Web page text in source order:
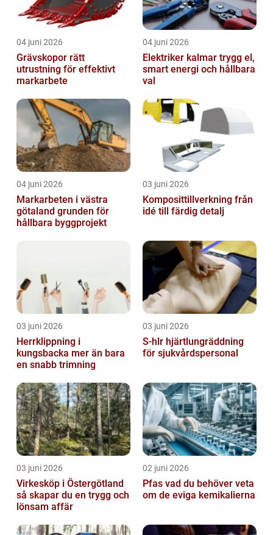
04 juni 2026
Grävskopor rätt
utrustning för effektivt
markarbete
04 juni 2026
Elektriker kalmar trygg el,
smart energi och hållbara
val
04 juni 2026
Markarbeten i västra
götaland grunden för
hållbara byggprojekt
03 juni 2026
Komposittillverkning från
idé till färdig detalj
03 juni 2026
Herrklippning i
kungsbacka mer än bara
en snabb trimning
03 juni 2026
S-hlr hjärtlungräddning
för sjukvårdspersonal
03 juni 2026
Virkesköp i Östergötland
så skapar du en trygg och
lönsam affär
02 juni 2026
Pfas vad du behöver veta
om de eviga kemikalierna